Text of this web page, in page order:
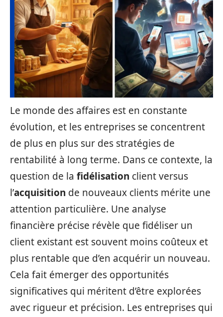
Le monde des affaires est en constante
évolution, et les entreprises se concentrent
de plus en plus sur des stratégies de
rentabilité à long terme. Dans ce contexte, la
question de la fidélisation client versus
l’acquisition de nouveaux clients mérite une
attention particulière. Une analyse
financière précise révèle que fidéliser un
client existant est souvent moins coûteux et
plus rentable que d’en acquérir un nouveau.
Cela fait émerger des opportunités
significatives qui méritent d’être explorées
avec rigueur et précision. Les entreprises qui